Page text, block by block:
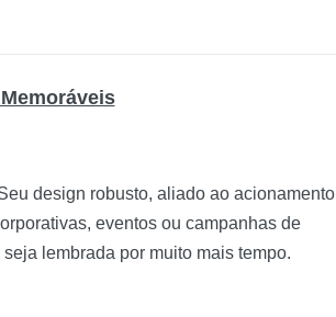
design robusto, aliado ao acionamento
eventos ou campanhas de
lembrada por muito mais tempo.